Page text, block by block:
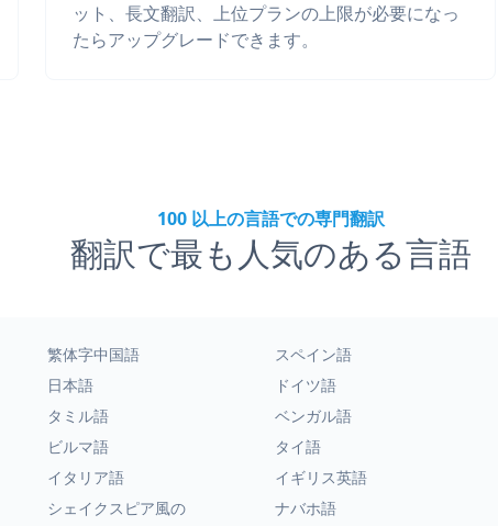
ット、長文翻訳、上位プランの上限が必要になっ
たらアップグレードできます。
100 以上の言語での専門翻訳
翻訳で最も人気のある言語
繁体字中国語 スペイン語
日本語 ドイツ語
タミル語 ベンガル語
ビルマ語 タイ語
イタリア語 イギリス英語
シェイクスピア風の ナバホ語